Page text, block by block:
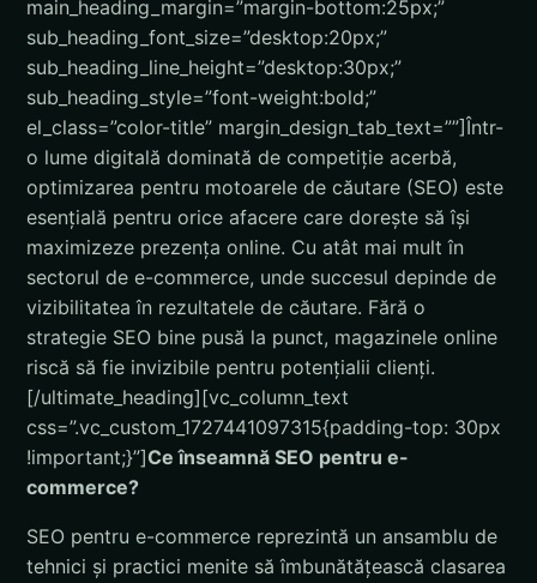
main_heading_margin=”margin-bottom:25px;”
sub_heading_font_size=”desktop:20px;”
sub_heading_line_height=”desktop:30px;”
sub_heading_style=”font-weight:bold;”
el_class=”color-title” margin_design_tab_text=””]Într-
o lume digitală dominată de competiție acerbă,
optimizarea pentru motoarele de căutare (SEO) este
esențială pentru orice afacere care dorește să își
maximizeze prezența online. Cu atât mai mult în
sectorul de e-commerce, unde succesul depinde de
vizibilitatea în rezultatele de căutare. Fără o
strategie SEO bine pusă la punct, magazinele online
riscă să fie invizibile pentru potențialii clienți.
[/ultimate_heading][vc_column_text
css=”.vc_custom_1727441097315{padding-top: 30px
!important;}”]Ce înseamnă SEO pentru e-
commerce?
SEO pentru e-commerce reprezintă un ansamblu de
tehnici și practici menite să îmbunătățească clasarea